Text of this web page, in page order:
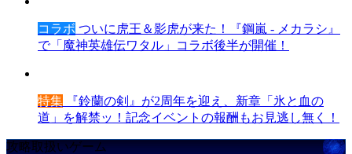
コラボ ついに虎王＆影虎が来た！『鋼嵐 - メカラシ』
で「魔神英雄伝ワタル」コラボ後半が開催！
特集 『鈴蘭の剣』が2周年を迎え、新章「氷と血の
道」を解禁ッ！記念イベントの報酬もお見逃し無く！
攻略取扱いゲーム